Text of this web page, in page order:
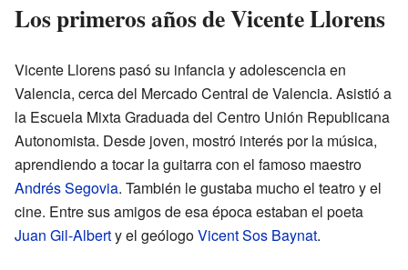
Los primeros años de Vicente Llorens
Vicente Llorens pasó su infancia y adolescencia en
Valencia, cerca del Mercado Central de Valencia. Asistió a
la Escuela Mixta Graduada del Centro Unión Republicana
Autonomista. Desde joven, mostró interés por la música,
aprendiendo a tocar la guitarra con el famoso maestro
Andrés Segovia. También le gustaba mucho el teatro y el
cine. Entre sus amigos de esa época estaban el poeta
Juan Gil-Alberty el geólogoVicent Sos Baynat.